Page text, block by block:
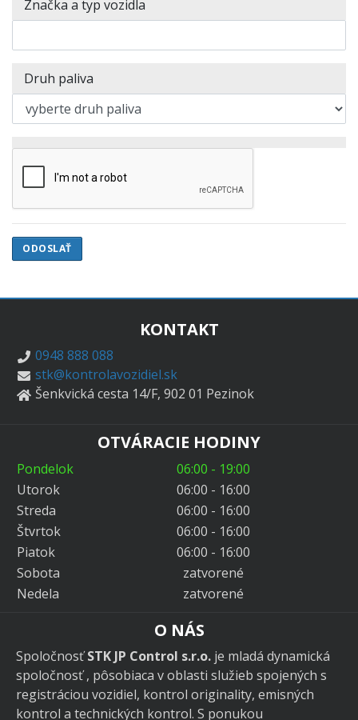
Značka a typ vozidla
Druh paliva
KONTAKT
0948 888 088
stk@kontrolavozidiel.sk
Šenkvická cesta 14/F, 902 01 Pezinok
OTVÁRACIE HODINY
Pondelok
06:00 - 19:00
Utorok
06:00 - 16:00
Streda
06:00 - 16:00
Štvrtok
06:00 - 16:00
Piatok
06:00 - 16:00
Sobota
zatvorené
Nedela
zatvorené
O NÁS
SpoločnosťSTK JP Control s.r.o. je mladá dynamická
spoločnosť , pôsobiaca v oblasti služieb spojených s
registráciou vozidiel, kontrol originality, emisných
kontrol a technických kontrol. S ponukou